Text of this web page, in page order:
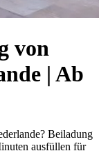
von
| Ab
Beiladung
ausfüllen für